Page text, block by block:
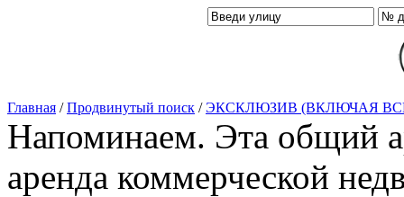
Главная /Продвинутый поиск /ЭКСКЛЮЗИВ (ВКЛЮЧАЯ
Напоминаем. Эта общий
аренда коммерческой